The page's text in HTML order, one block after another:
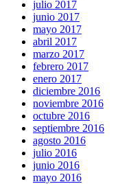
julio 2017
junio 2017
mayo 2017
abril 2017
marzo 2017
febrero 2017
enero 2017
diciembre 2016
noviembre 2016
octubre 2016
septiembre 2016
agosto 2016
julio 2016
junio 2016
mayo 2016